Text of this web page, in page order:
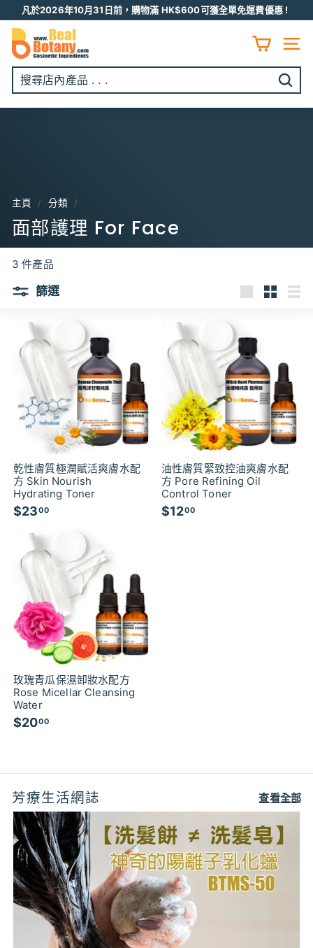
至
凡於2026年10月31日前，購物滿 HK$600可獲全單免運費優惠 !
R
E
A
L
B
網頁
開
始
主頁 / 分類 /
面部護理 For Face
3 件產品
篩選
乾性膚質極潤賦活爽膚水配
方 Skin Nourish
Hydrating Toner
$2300$
.
0
油性膚質緊致控油爽膚水配
方 Pore Refining Oil
Control Toner
$1200$
玫瑰青瓜保濕卸妝水配方
Rose Micellar Cleansing
Water
$2000$
0
芳療生活網誌 查看全部